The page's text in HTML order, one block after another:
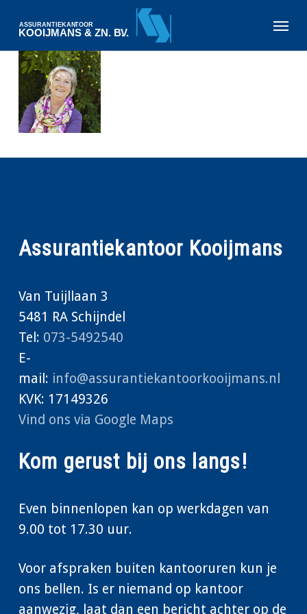
main
content
Assurantiekantoor Kooijmans
Van Tuijllaan 3
5481 RA Schijndel
Tel: 073-5492540
E-
mail: info@assurantiekantoorkooijmans.nl
KVK: 17149326
Vind ons via Google Maps
Kom gerust bij ons langs!
Even binnenlopen kan op werkdagen van
9.00 tot 17.30 uur.
Voor afspraken buiten kantooruren kun je
ons bellen. Is er niemand op kantoor
aanwezig, laat dan een bericht achter op de